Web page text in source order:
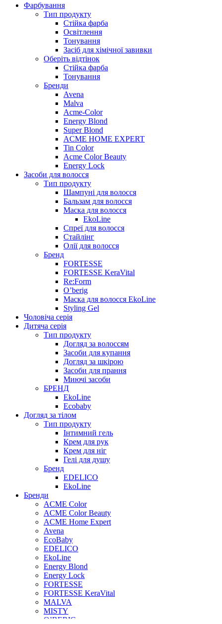
Фарбування
Тип продукту
Стійка фарба
Освітлення
Тонування
Засіб для хімічної завивки
Оберіть відтінок
Стійка фарба
Тонування
Бренди
Avena
Malva
Acme-Color
Energy Blond
Super Blond
ACME HOME EXPERT
Tin Color
Acme Color Beauty
Energy Lock
Засоби для волосся
Тип продукту
Шампуні для волосся
Бальзам для волосся
Маска для волосся
EkoLine
Спреї для волосся
Стайлінг
Олії для волосся
Бренд
FORTESSE
FORTESSE KeraVital
Re:Form
O’berig
Маска для волосся EkoLine
Styling Gel
Чоловіча серія
Дитяча серія
Тип продукту
Догляд за волоссям
Засоби для купання
Догляд за шкірою
Засоби для прання
Миючі засоби
БРЕНД
EkoLine
Ecobaby
Догляд за тілом
Тип продукту
Інтимний гель
Крем для рук
Крем для ніг
Гелі для душу
Бренд
EDELICO
EkoLine
Бренди
ACME Color
ACME Color Beauty
ACME Home Expert
Avena
EcoBaby
EDELICO
EkoLine
Energy Blond
Energy Lock
FORTESSE
FORTESSE KeraVital
MALVA
MISTY
O’BERIG